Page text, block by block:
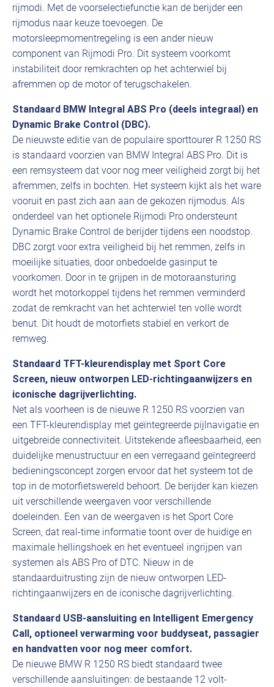
rijmodi. Met de voorselectiefunctie kan de berijder een
rijmodus naar keuze toevoegen. De
motorsleepmomentregeling is een ander nieuw
component van Rijmodi Pro. Dit systeem voorkomt
instabiliteit door remkrachten op het achterwiel bij
afremmen op de motor of terugschakelen.
Standaard BMW Integral ABS Pro (deels integraal) en
Dynamic Brake Control (DBC).
De nieuwste editie van de populaire sporttourer R 1250 RS
is standaard voorzien van BMW Integral ABS Pro. Dit is
een remsysteem dat voor nog meer veiligheid zorgt bij het
afremmen, zelfs in bochten. Het systeem kijkt als het ware
vooruit en past zich aan aan de gekozen rijmodus. Als
onderdeel van het optionele Rijmodi Pro ondersteunt
Dynamic Brake Control de berijder tijdens een noodstop.
DBC zorgt voor extra veiligheid bij het remmen, zelfs in
moeilijke situaties, door onbedoelde gasinput te
voorkomen. Door in te grijpen in de motoraansturing
wordt het motorkoppel tijdens het remmen verminderd
zodat de remkracht van het achterwiel ten volle wordt
benut. Dit houdt de motorfiets stabiel en verkort de
remweg.
Standaard TFT-kleurendisplay met Sport Core
Screen, nieuw ontworpen LED-richtingaanwijzers en
iconische dagrijverlichting.
Net als voorheen is de nieuwe R 1250 RS voorzien van
een TFT-kleurendisplay met geïntegreerde pijlnavigatie en
uitgebreide connectiviteit. Uitstekende afleesbaarheid, een
duidelijke menustructuur en een verregaand geïntegreerd
bedieningsconcept zorgen ervoor dat het systeem tot de
top in de motorfietswereld behoort. De berijder kan kiezen
uit verschillende weergaven voor verschillende
doeleinden. Een van de weergaven is het Sport Core
Screen, dat real-time informatie toont over de huidige en
maximale hellingshoek en het eventueel ingrijpen van
systemen als ABS Pro of DTC. Nieuw in de
standaarduitrusting zijn de nieuw ontworpen LED-
richtingaanwijzers en de iconische dagrijverlichting.
Standaard USB-aansluiting en Intelligent Emergency
Call, optioneel verwarming voor buddyseat, passagier
en handvatten voor nog meer comfort.
De nieuwe BMW R 1250 RS biedt standaard twee
verschillende aansluitingen: de bestaande 12 volt-